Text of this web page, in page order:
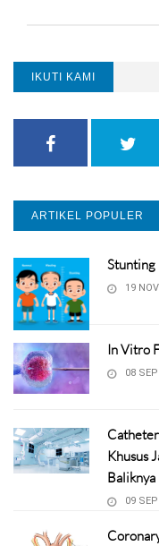
IKUTI KAMI
ARTIKEL POPULER
Stunting
19
In Vitro
08
Khusus
Baliknya
09